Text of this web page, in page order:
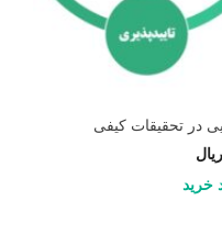
در تحقیقات کیفی
ریال
خرید